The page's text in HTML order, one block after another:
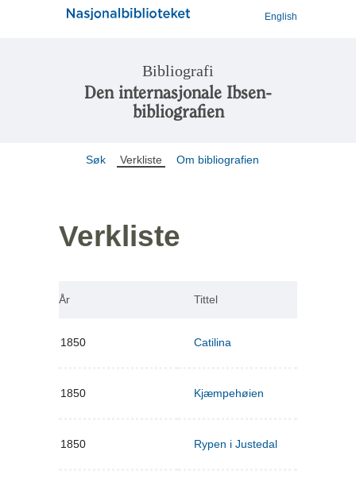
English
Bibliografi
Den internasjonale Ibsen-
bibliografien
Søk Verkliste Om bibliografien
Verkliste
År Tittel
1850 Catilina
1850 Kjæmpehøien
1850 Rypen i Justedal